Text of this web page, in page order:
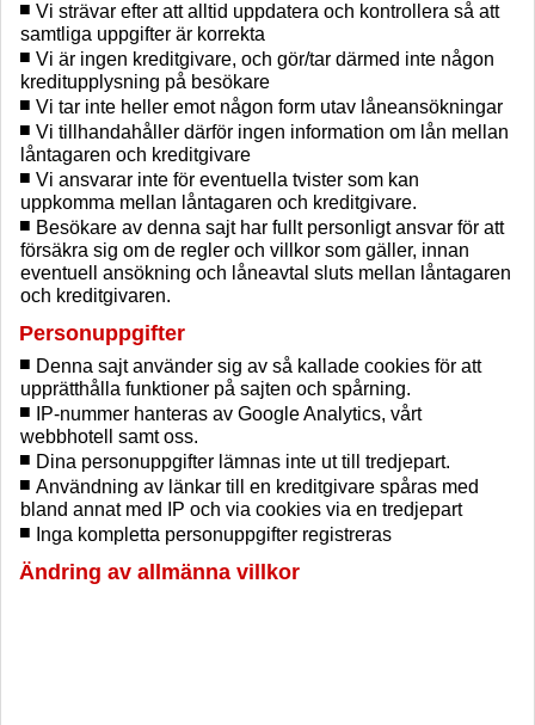
Vi strävar efter att alltid uppdatera och kontrollera så att
samtliga uppgifter är korrekta
Vi är ingen kreditgivare, och gör/tar därmed inte någon
kreditupplysning på besökare
Vi tar inte heller emot någon form utav låneansökningar
Vi tillhandahåller därför ingen information om lån mellan
låntagaren och kreditgivare
Vi ansvarar inte för eventuella tvister som kan
uppkomma mellan låntagaren och kreditgivare.
Besökare av denna sajt har fullt personligt ansvar för att
försäkra sig om de regler och villkor som gäller, innan
eventuell ansökning och låneavtal sluts mellan låntagaren
och kreditgivaren.
Personuppgifter
Denna sajt använder sig av så kallade cookies för att
upprätthålla funktioner på sajten och spårning.
IP-nummer hanteras av Google Analytics, vårt
webbhotell samt oss.
Dina personuppgifter lämnas inte ut till tredjepart.
Användning av länkar till en kreditgivare spåras med
bland annat med IP och via cookies via en tredjepart
Inga kompletta personuppgifter registreras
Ändring av allmänna villkor